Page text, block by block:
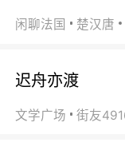
闲聊法国 楚汉唐
迟舟亦渡
文学广场